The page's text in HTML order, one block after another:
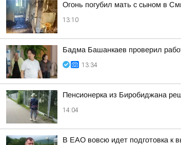
Огонь погубил мать с сыном в
13:10
Бадма Башанкаев проверил
13:34
Пенсионерка из Биробиджана
14:04
В ЕАО вовсю идет подготовка к